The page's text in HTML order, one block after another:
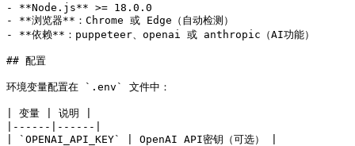
- **Node.js** >= 18.0.0
- **浏览器**：Chrome 或 Edge（自动检测）
- **依赖**：puppeteer、openai 或 anthropic（AI功能）
## 配置
环境变量配置在 `.env` 文件中：
| 变量 | 说明 |
|------|------|
| `OPENAI_API_KEY` | OpenAI API密钥（可选） |